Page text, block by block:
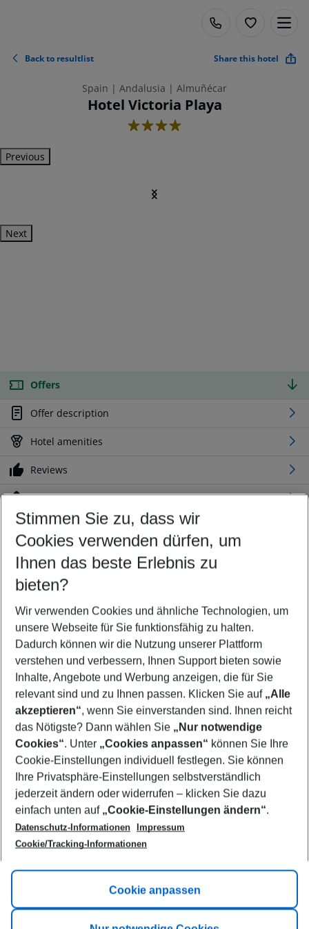
Back to resultlist Share this hotel
Spain | Andalusia | Almuñécar
Hotel Victoria Playa
4
Previous
Next
Offers
Offer description
Hotel amenities
Reviews
Location
Customize your offer
Find the perfect deal which suits your best
Your departure airport
Any airport
Select your date range
11/08/26–09/08/27 5-8 nights
Who will travel
2 adults No children
Show more filter
Footer
Footer navigation
Title A
Link A
Stimmen Sie zu, dass wir
Cookies verwenden dürfen, um
Ihnen das beste Erlebnis zu
bieten?
Wir verwenden Cookies und ähnliche Technologien, um
unsere Webseite für Sie funktionsfähig zu halten.
Dadurch können wir die Nutzung unserer Plattform
verstehen und verbessern, Ihnen Support bieten sowie
Inhalte, Angebote und Werbung anzeigen, die für Sie
relevant sind und zu Ihnen passen. Klicken Sie auf „Alle
akzeptieren“, wenn Sie einverstanden sind. Ihnen reicht
das Nötigste? Dann wählen Sie „Nur notwendige
Cookies“. Unter „Cookies anpassen“ können Sie Ihre
Cookie-Einstellungen individuell festlegen. Sie können
Ihre Privatsphäre-Einstellungen selbstverständlich
jederzeit ändern oder widerrufen – klicken Sie dazu
einfach unten auf „Cookie-Einstellungen ändern“.
Datenschutz-Informationen
Impressum
Cookie/Tracking-Informationen
Cookie anpassen